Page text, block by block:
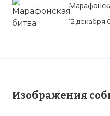
12 декабря
Изображения